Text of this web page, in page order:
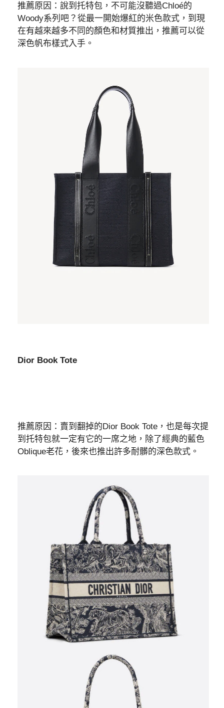
推薦原因：說到托特包，不可能沒聽過Chloé的
Woody系列吧？從最一開始爆紅的米色款式，到現
在有越來越多不同的顏色和材質推出，推薦可以從
深色帆布樣式入手。
Dior Book Tote
推薦原因：賣到翻掉的Dior Book Tote，也是每次提
到托特包就一定有它的一席之地，除了經典的藍色
Oblique老花，後來也推出許多耐髒的深色款式。